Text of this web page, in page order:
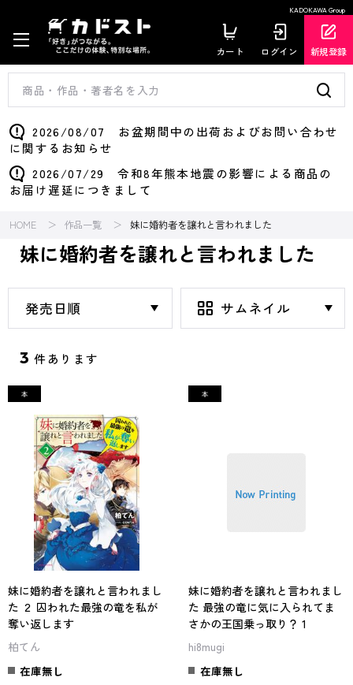
KADOKAWA Group
カート ログイン 新規登録
2026/08/07 お盆期間中の出荷およびお問い合わせ
に関するお知らせ
2026/07/29 令和8年熊本地震の影響による商品の
お届け遅延につきまして
HOME 作品一覧 妹に婚約者を譲れと言われました
妹に婚約者を譲れと言われました
3 件あります
妹に婚約者を譲れと言われまし
た ２ 囚われた最強の竜を私が
奪い返します
柏てん
在庫無し
妹に婚約者を譲れと言われまし
た 最強の竜に気に入られてま
さかの王国乗っ取り？ 1
hi8mugi
在庫無し